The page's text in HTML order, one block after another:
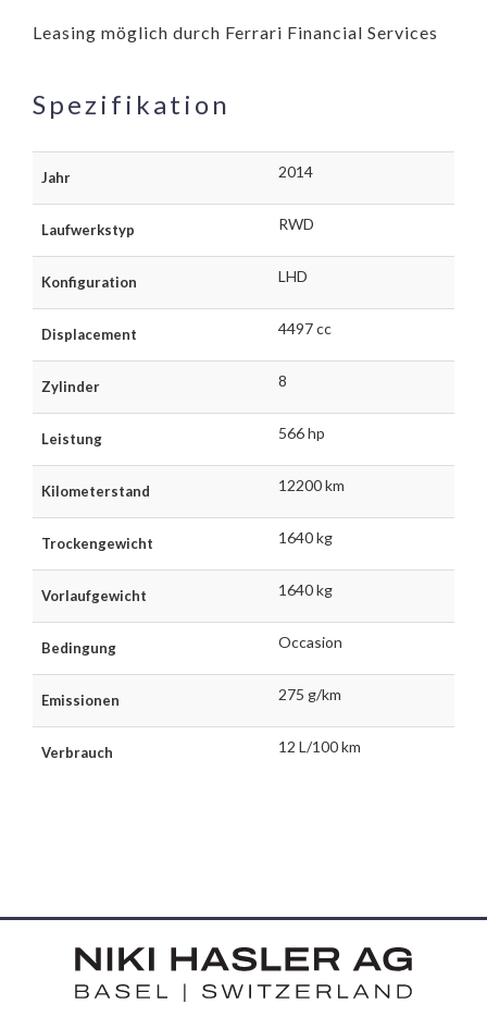
Leasing möglich durch Ferrari Financial Services
Spezifikation
Jahr 2014
Laufwerkstyp RWD
Konfiguration LHD
Displacement 4497 cc
Zylinder 8
Leistung 566 hp
Kilometerstand 12200 km
Trockengewicht 1640 kg
Vorlaufgewicht 1640 kg
Bedingung Occasion
Emissionen 275 g/km
Verbrauch 12 L/100 km